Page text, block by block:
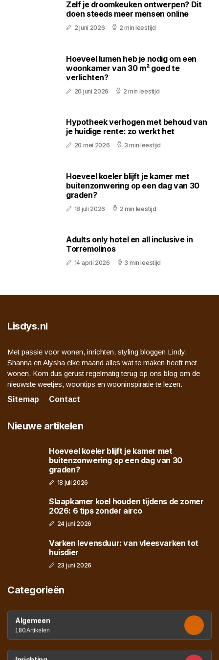
Zelf je droomkeuken ontwerpen? Dit
doen steeds meer mensen online
2 juni 2026 2 min leestijd
Hoeveel lumen heb je nodig om een
woonkamer van 30 m² goed te
verlichten?
20 juni 2026 2 min leestijd
Hypotheek verhogen met behoud van
je huidige rente: zo werkt het
20 mei 2026 3 min leestijd
Hoeveel koeler blijft je kamer met
buitenzonwering op een dag van 30
graden?
18 juli 2026 2 min leestijd
Adults only hotel en all inclusive in
Torremolinos
14 april 2026 3 min leestijd
Lisdys.nl
Met passie voor wonen, inrichten, styling bloggen Lindy,
Shanna en Alysha elke maand alles wat te maken heeft met
wonen. Kom dus gerust regelmatig terug op ons blog om de
nieuwste weetjes, woontips en wooninspiratie te lezen.
Sitemap
Contact
Nieuwe artikelen
Hoeveel koeler blijft je kamer met
buitenzonwering op een dag van 30
graden?
18 juli 2026
Slaapkamer koel houden tijdens de zomer
2026: 6 tips zonder airco
24 juni 2026
Varken levensduur: van vleesvarken tot
huisdier
23 juni 2026
Categorieën
Algemeen
180 Artikelen